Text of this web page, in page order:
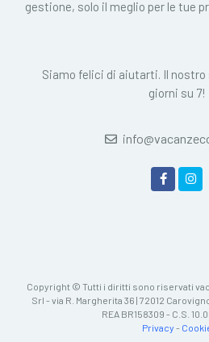
gestione, solo il meglio per le tue
Siamo felici di aiutarti. Il
giorni su 7!
Copyright © Tutti i diritti sono riservati
Srl - via R. Margherita 36 | 72012
REA BR158309 - C.S.
Privacy -